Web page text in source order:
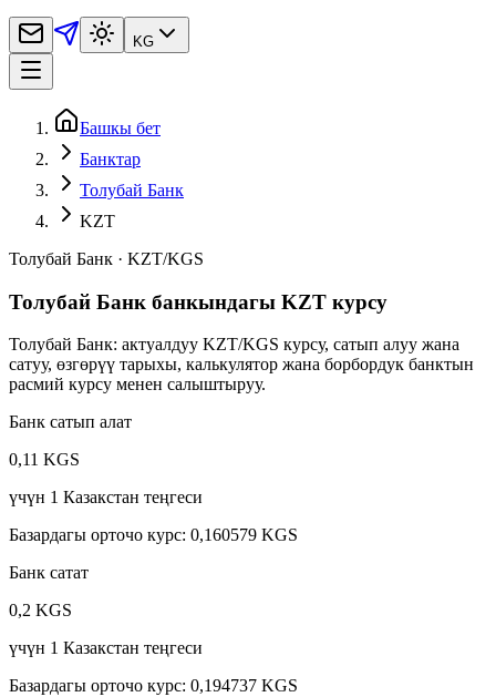
KG
Башкы бет
Банктар
Толубай Банк
KZT
Толубай Банк · KZT/KGS
Толубай Банк банкындагы KZT курсу
Толубай Банк: актуалдуу KZT/KGS курсу, сатып алуу жана
сатуу, өзгөрүү тарыхы, калькулятор жана борбордук банктын
расмий курсу менен салыштыруу.
Банк сатып алат
0,11 KGS
үчүн 1 Казакстан теңгеси
Базардагы орточо курс: 0,160579 KGS
Банк сатат
0,2 KGS
үчүн 1 Казакстан теңгеси
Базардагы орточо курс: 0,194737 KGS